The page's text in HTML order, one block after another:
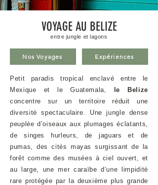
VOYAGE AU BELIZE
entre jungle et lagons
Nos Voyages Expériences
Petit paradis tropical enclavé entre le
Mexique et le Guatemala,
le Belize
concentre sur un territoire réduit une
diversité spectaculaire. Une jungle dense
peuplée d’oiseaux aux plumages éclatants,
de singes hurleurs, de jaguars et de
pumas, des cités mayas surgissant de la
forêt comme des musées à ciel ouvert, et
au large, une mer caraïbe d’une limpidité
rare protégée par la deuxième plus grande